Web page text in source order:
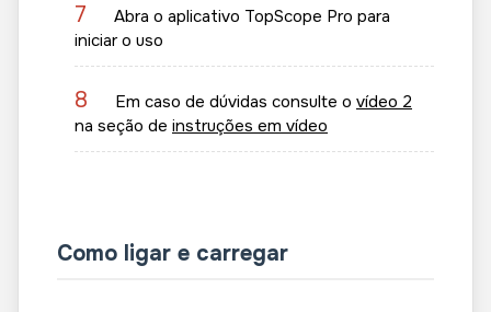
7
Abra o aplicativo TopScope Pro para
iniciar o uso
8 Em caso de dúvidas consulte o vídeo 2
na seção de instruções em vídeo
Como ligar e carregar